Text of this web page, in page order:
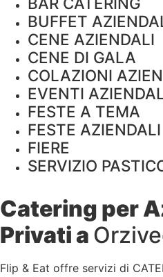
BUFFET
CENE AZIENDALI
CENE DI GALA
COLAZIONI
EVENTI
FESTE A TEMA
FESTE AZIENDALI
FIERE
SERVIZIO
Catering per
Privati a
Flip & Eat offre servizi di